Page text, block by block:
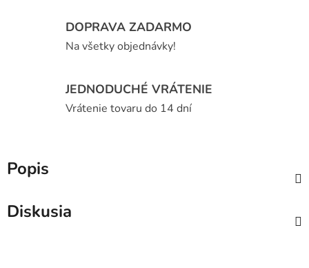
DOPRAVA ZADARMO
Na všetky objednávky!
JEDNODUCHÉ VRÁTENIE
Vrátenie tovaru do 14 dní
Popis
Diskusia